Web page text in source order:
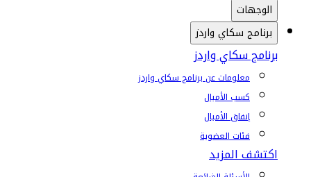
الوجهات
برنامج سكاي واردز
برنامج سكاي واردز
معلومات عن برنامج سكاي واردز
كسب الأميال
إنفاق الأميال
فئات العضوية
اكتشف المزيد